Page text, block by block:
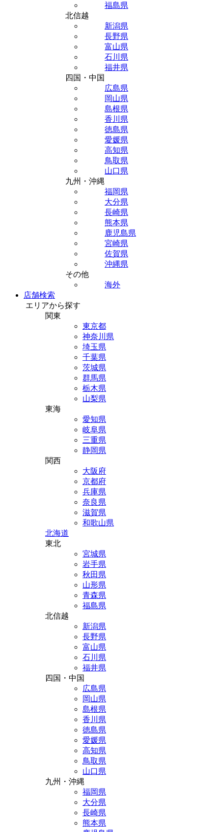
福島県
北信越
新潟県
長野県
富山県
石川県
福井県
四国・中国
広島県
岡山県
島根県
香川県
徳島県
愛媛県
高知県
鳥取県
山口県
九州・沖縄
福岡県
大分県
長崎県
熊本県
鹿児島県
宮崎県
佐賀県
沖縄県
その他
海外
店舗検索
エリアから探す
関東
東京都
神奈川県
埼玉県
千葉県
茨城県
群馬県
栃木県
山梨県
東海
愛知県
岐阜県
三重県
静岡県
関西
大阪府
京都府
兵庫県
奈良県
滋賀県
和歌山県
北海道
東北
宮城県
岩手県
秋田県
山形県
青森県
福島県
北信越
新潟県
長野県
富山県
石川県
福井県
四国・中国
広島県
岡山県
島根県
香川県
徳島県
愛媛県
高知県
鳥取県
山口県
九州・沖縄
福岡県
大分県
長崎県
熊本県